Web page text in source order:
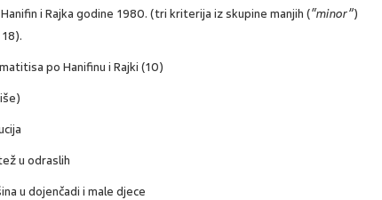
i Rajka godine 1980. (tri kriterija iz skupine manjih (“minor”)
po Hanifinu i Rajki (10)
u odraslih
u dojenčadi i male djece